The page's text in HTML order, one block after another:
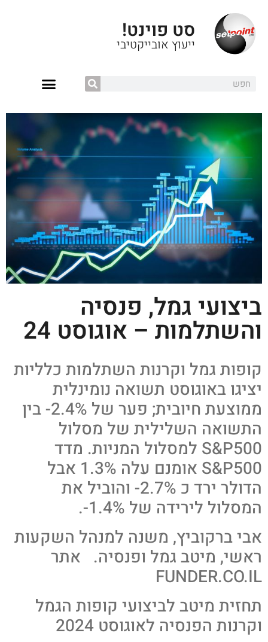
סט פוינט!
ייעוץ אובייקטיבי
ביצועי גמל, פנסיה
והשתלמות – אוגוסט 24
קופות גמל וקרנות השתלמות כלליות
יציגו באוגוסט תשואה נומינלית
ממוצעת חיובית; פער של 2.4%- בין
התשואה השלילית של מסלול
S&P500 למסלול המניות. מדד
S&P500 אומנם עלה 1.3% אבל
הדולר ירד כ 2.7%- והוביל את
המסלול לירידה של 1.4%-.
אבי ברקוביץ, משנה למנהל השקעות
ראשי, מיטב גמל ופנסיה. אתר
FUNDER.CO.IL
תחזית מיטב לביצועי קופות הגמל
וקרנות הפנסיה לאוגוסט 2024